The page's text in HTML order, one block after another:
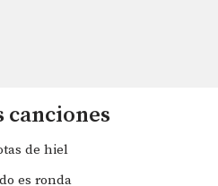
canciones
de hiel
es ronda